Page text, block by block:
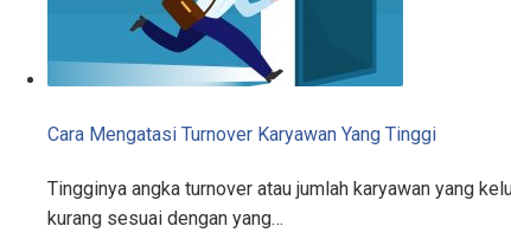
Cara Mengatasi Turnover Karyawan Yang Tinggi
Tingginya angka turnover atau jumlah karyawan yang
kurang sesuai dengan yang…